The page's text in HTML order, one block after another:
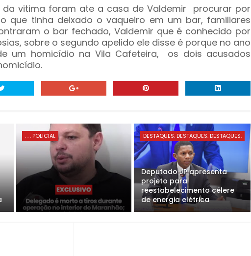
da vitima foram ate a casa de Valdemir procurar por
que tinha deixado o vaqueiro em um bar, familiares
o bar fechado, Valdemir que é conhecido por
sobre o segundo apelido ele disse é porque no ano
um homicídio na Vila Cafeteira,
os dois acusados
. . . POLICIAL DESTAQUES. DESTAQUES. DESTAQUES.
Deputado JP apresenta
projeto para
reestabelecimento célere
de energia elétrica